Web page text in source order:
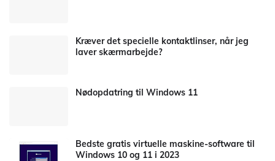
Kræver det specielle kontaktlinser, når jeg
laver skærmarbejde?
Nødopdatring til Windows 11
Bedste gratis virtuelle maskine-software til
Windows 10 og 11 i 2023